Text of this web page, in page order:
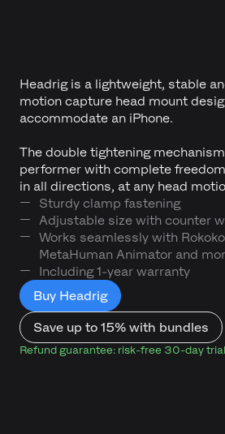
Headrig is a lightweight, stable
motion capture head mount
accommodate an iPhone.
The double tightening
performer with complete
in all directions, at any head
Sturdy clamp fastening
Adjustable size with counter
Works seamlessly with
MetaHuman Animator and
Including 1-year warranty
Buy Headrig
Save up to 15% with bundles
Refund guarantee: risk-free 30-day trial